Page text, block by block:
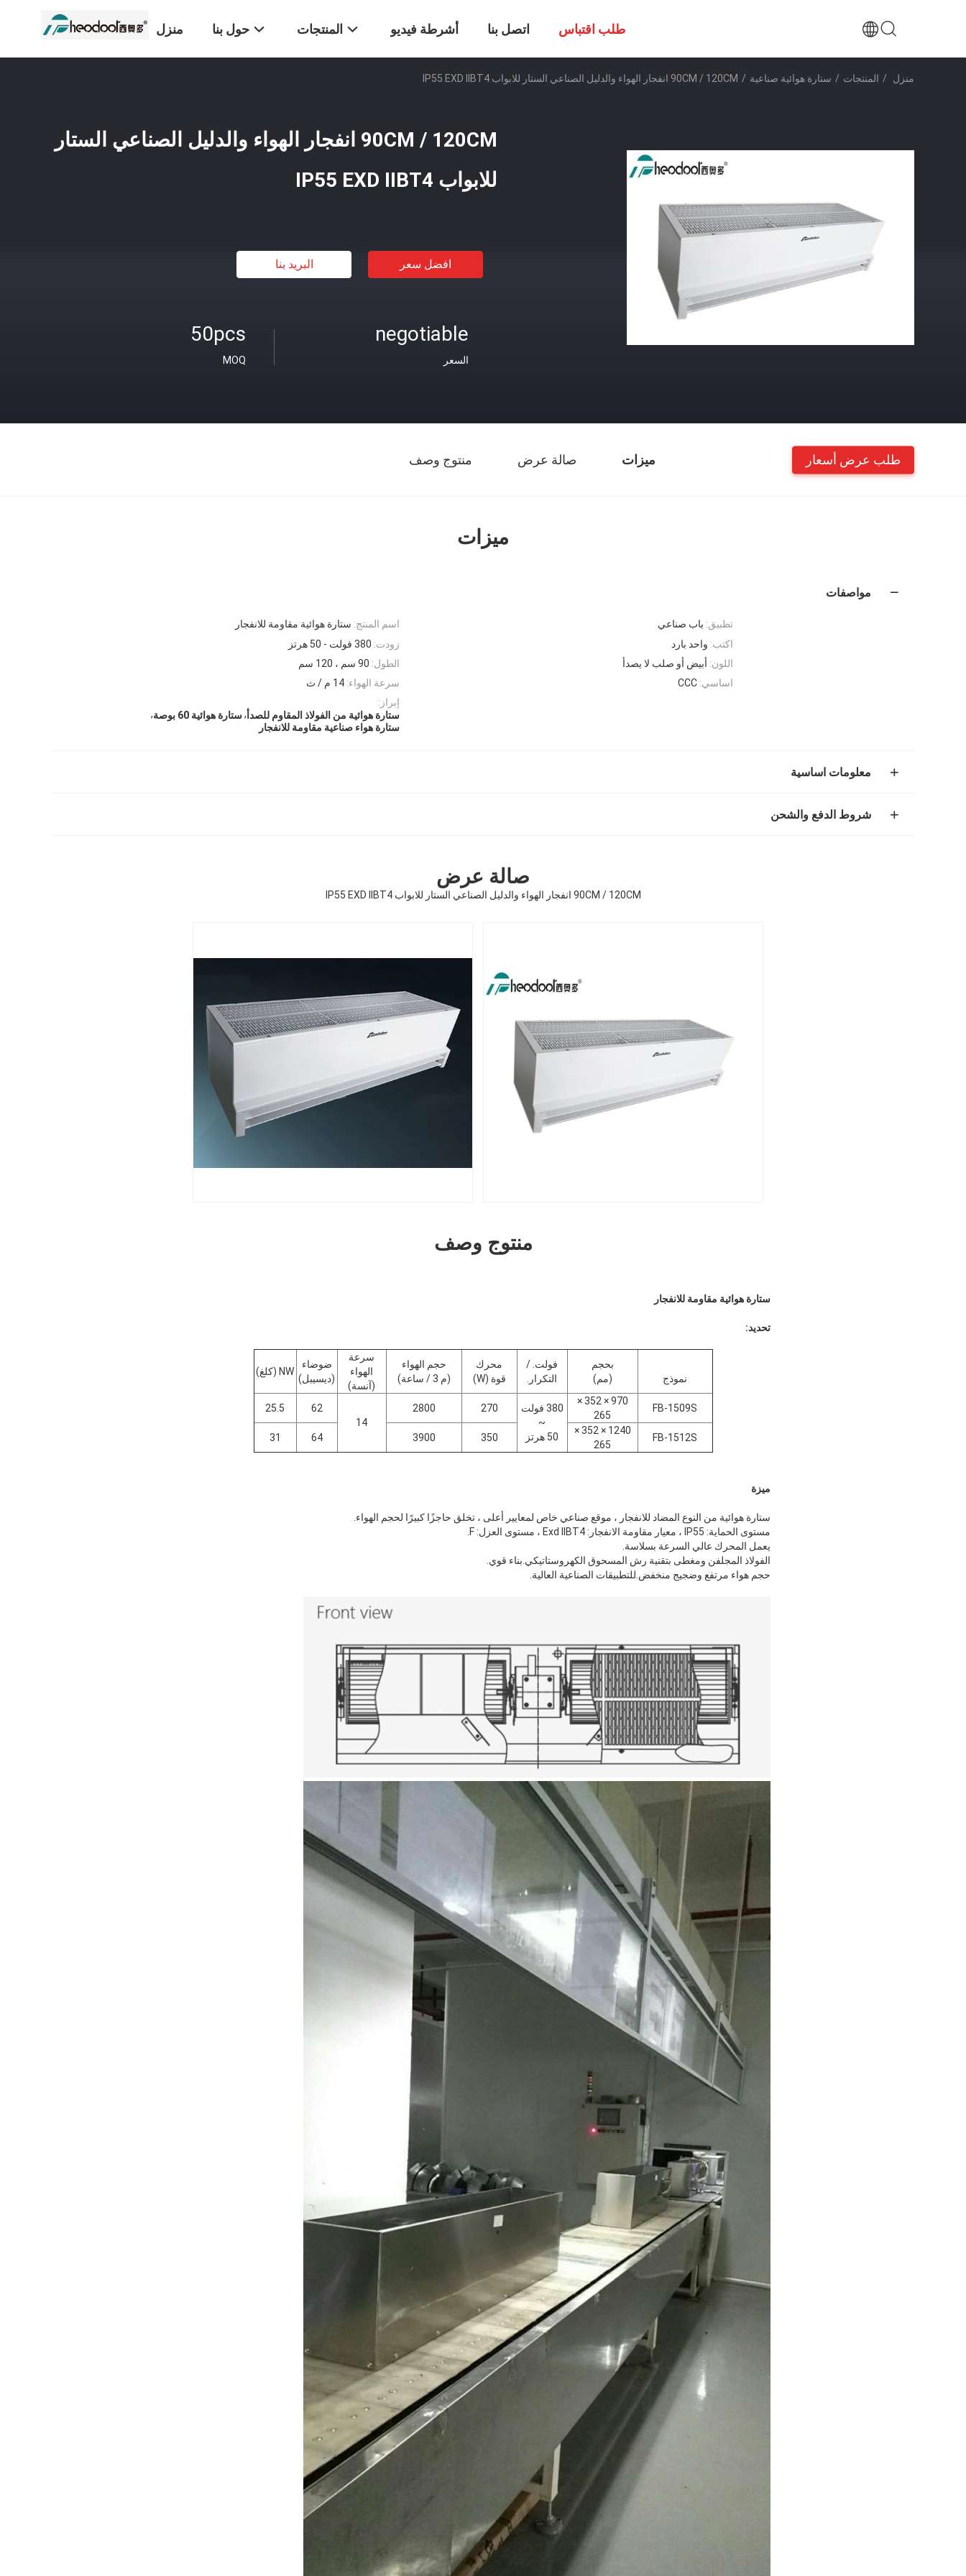
منزل حول بنا المنتجات أشرطة فيديو اتصل بنا طلب اقتباس
منزل / المنتجات / ستارة هوائية صناعية / 90CM / 120CM انفجار الهواء والدليل الصناعي الستار للابواب IP55 EXD IIBT4
90CM / 120CM انفجار الهواء والدليل الصناعي الستار
للابواب IP55 EXD IIBT4
افضل سعر البريد بنا
50pcs
MOQ
negotiable
السعر
ميزات صالة عرض منتوج وصف طلب عرض أسعار
ميزات
مواصفات
اسم المنتج: ستارة هوائية مقاومة للانفجار تطبيق: باب صناعي
زودت: 380 فولت - 50 هرتز اكتب: واحد بارد
الطول: 90 سم ، 120 سم اللون: أبيض أو صلب لا يصدأ
سرعة الهواء: 14 م / ث اساسي: CCC
إبراز:
ستارة هوائية من الفولاذ المقاوم للصدأ ,ستارة هوائية 60 بوصة
,
ستارة هواء صناعية مقاومة للانفجار
معلومات اساسية
شروط الدفع والشحن
صالة عرض
90CM / 120CM انفجار الهواء والدليل الصناعي الستار للابواب IP55 EXD IIBT4
منتوج وصف
ستارة هوائية مقاومة للانفجار
تحديد:
نموذج
بحجم
(مم)
فولت. /
التكرار.
محرك
قوة (W)
حجم الهواء
(م 3 / ساعة)
سرعة
الهواء
(آنسة)
ضوضاء
(ديسيبل)
NW (كلغ)
FB-1509S
970 × 352 ×
265
380 فولت
~
50 هرتز
270
2800
14
62
25.5
FB-1512S
1240 × 352 ×
265
350
3900
64
31
ميزة
ستارة هوائية من النوع المضاد للانفجار ، موقع صناعي خاص لمعايير أعلى ، تخلق حاجزًا كبيرًا لحجم الهواء.
مستوى الحماية: IP55 ، معيار مقاومة الانفجار: Exd IIBT4 ، مستوى العزل: F.
يعمل المحرك عالي السرعة بسلاسة.
الفولاذ المجلفن ومغطى بتقنية رش المسحوق الكهروستاتيكي.بناء قوي.
حجم هواء مرتفع وضجيج منخفض.للتطبيقات الصناعية العالية.